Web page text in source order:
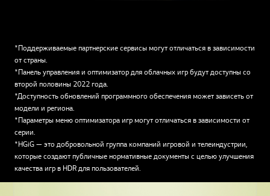
*Поддерживаемые партнерские сервисы могут отличаться в зависимости
от страны.
*Панель управления и оптимизатор для облачных игр будут доступны со
второй половины 2022 года.
*Доступность обновлений программного обеспечения может зависеть от
модели и региона.
*Параметры меню оптимизатора игр могут отличаться в зависимости от
серии.
*HGiG — это добровольной группа компаний игровой и телеиндустрии,
которые создают публичные нормативные документы с целью улучшения
качества игр в HDR для пользователей.